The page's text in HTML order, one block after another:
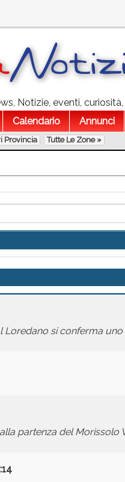
Notizie, eventi,
Calendario Annunci
Provincia Tutte Le Zone »
Loredano si conferma
partenza del Morissolo